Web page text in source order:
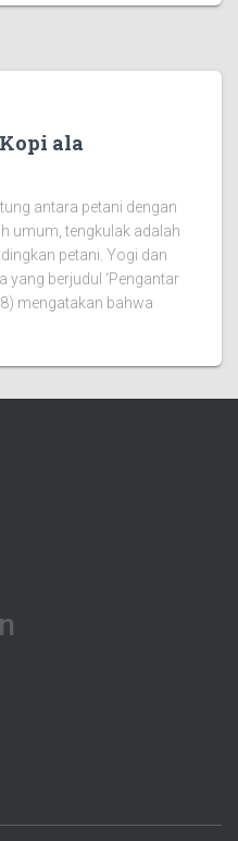
ala
antara petani dengan
umum, tengkulak adalah
petani. Yogi dan
yang berjudul ‘Pengantar
mengatakan bahwa